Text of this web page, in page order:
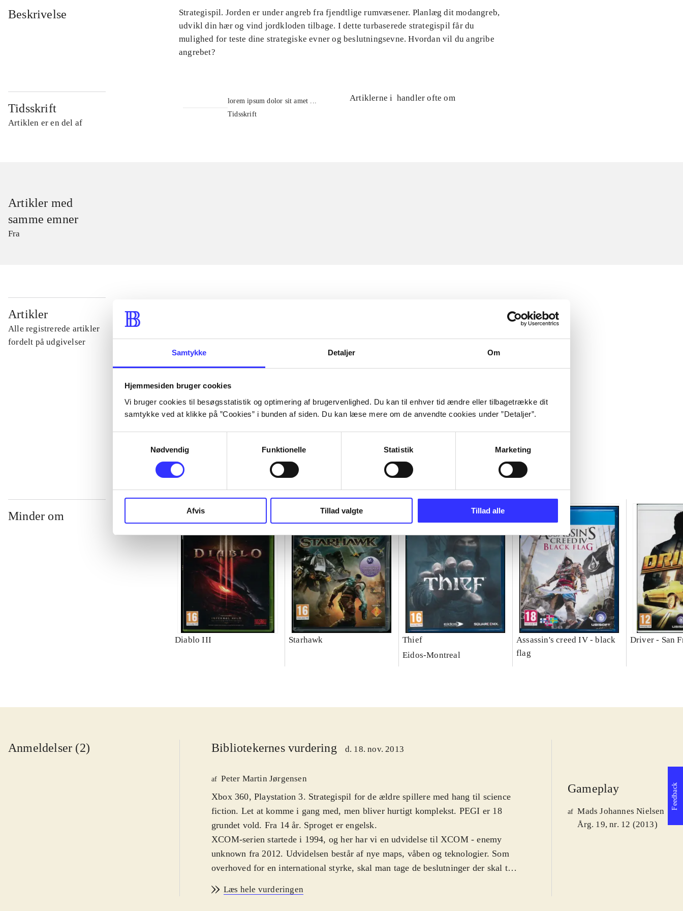
Samtykke Detaljer Om
Hjemmesiden bruger cookies
Vi bruger cookies til besøgsstatistik og optimering af brugervenlighed. Du kan til enhver tid ændre eller tilbagetrække dit
samtykke ved at klikke på ”Cookies” i bunden af siden. Du kan læse mere om de anvendte cookies under ”Detaljer”.
Nødvendig
Funktionelle Statistik Marketing
Afvis Tillad valgte Tillad alle
Beskrivelse
Strategispil. Jorden er under angreb fra fjendtlige rumvæsener. Planlæg dit modangreb,
udvikl din hær og vind jordkloden tilbage. I dette turbaserede strategispil får du
mulighed for teste dine strategiske evner og beslutningsevne. Hvordan vil du angribe
angrebet?
Tidsskrift
Artiklen er en del af
lorem ipsum dolor sit amet ...
Tidsskrift
Artiklerne i handler ofte om
Artikler med
samme emner
Fra
Artikler
Alle registrerede artikler
fordelt på udgivelser
...
...
Minder om
Diablo III Starhawk
Thief
Eidos-Montreal
Assassin's creed IV - black
flag
Driver - San
Anmeldelser (2) Bibliotekernes vurdering d. 18. nov. 2013
af Peter Martin Jørgensen
Xbox 360, Playstation 3. Strategispil for de ældre spillere med hang til science
fiction. Let at komme i gang med, men bliver hurtigt komplekst. PEGI er 18
grundet vold. Fra 14 år. Sproget er engelsk.
XCOM-serien startede i 1994, og her har vi en udvidelse til XCOM - enemy
unknown fra 2012. Udvidelsen består af nye maps, våben og teknologier. Som
overhoved for en international styrke, skal man tage de beslutninger der skal til,
todelt; dels skal man navigere sine soldater rundt i områder, hvor rumvæsener
Læs hele vurderingen
Gameplay
af Mads Johannes Nielsen
Årg. 19, nr. 12 (2013)
Feedback